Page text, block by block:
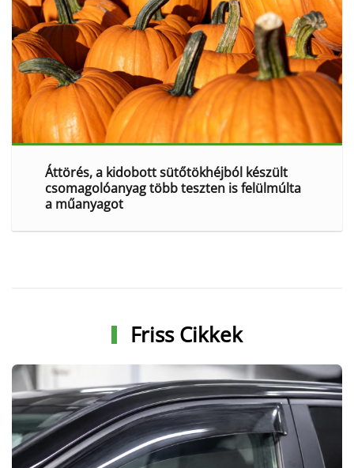
Áttörés, a kidobott sütőtökhéjból készült
csomagolóanyag több teszten is felülmúlta
a műanyagot
Friss Cikkek